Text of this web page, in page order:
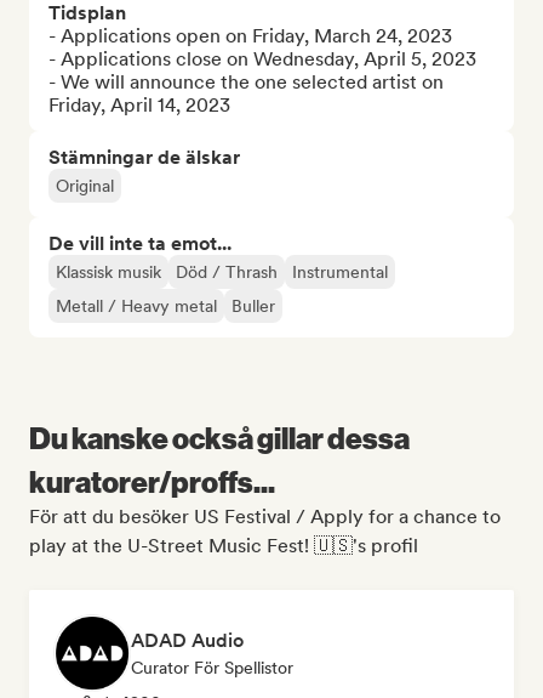
Tidsplan
- Applications open on Friday, March 24, 2023
- Applications close on Wednesday, April 5, 2023
- We will announce the one selected artist on
Friday, April 14, 2023
Stämningar de älskar
Original
De vill inte ta emot...
Klassisk musik Död / Thrash
Instrumental
Metall / Heavy metal
Buller
Du kanske också gillar dessa
kuratorer/proffs...
För att du besöker US Festival / Apply for a chance to
play at the U-Street Music Fest! 🇺🇸's profil
ADAD Audio
Curator För Spellistor